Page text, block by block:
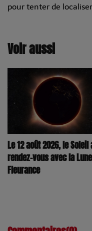
pour tenter de
Voir aussi
Le 12 août 2026, le Soleil
rendez-vous avec la
Fleurance